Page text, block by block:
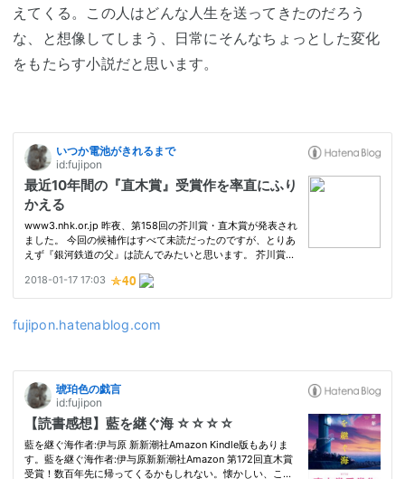
えてくる。この人はどんな人生を送ってきたのだろう
な、と想像してしまう、日常にそんなちょっとした変化
をもたらす小説だと思います。
fujipon.hatenablog.com